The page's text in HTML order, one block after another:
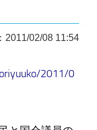
2011/02/08 11:54
2011/0